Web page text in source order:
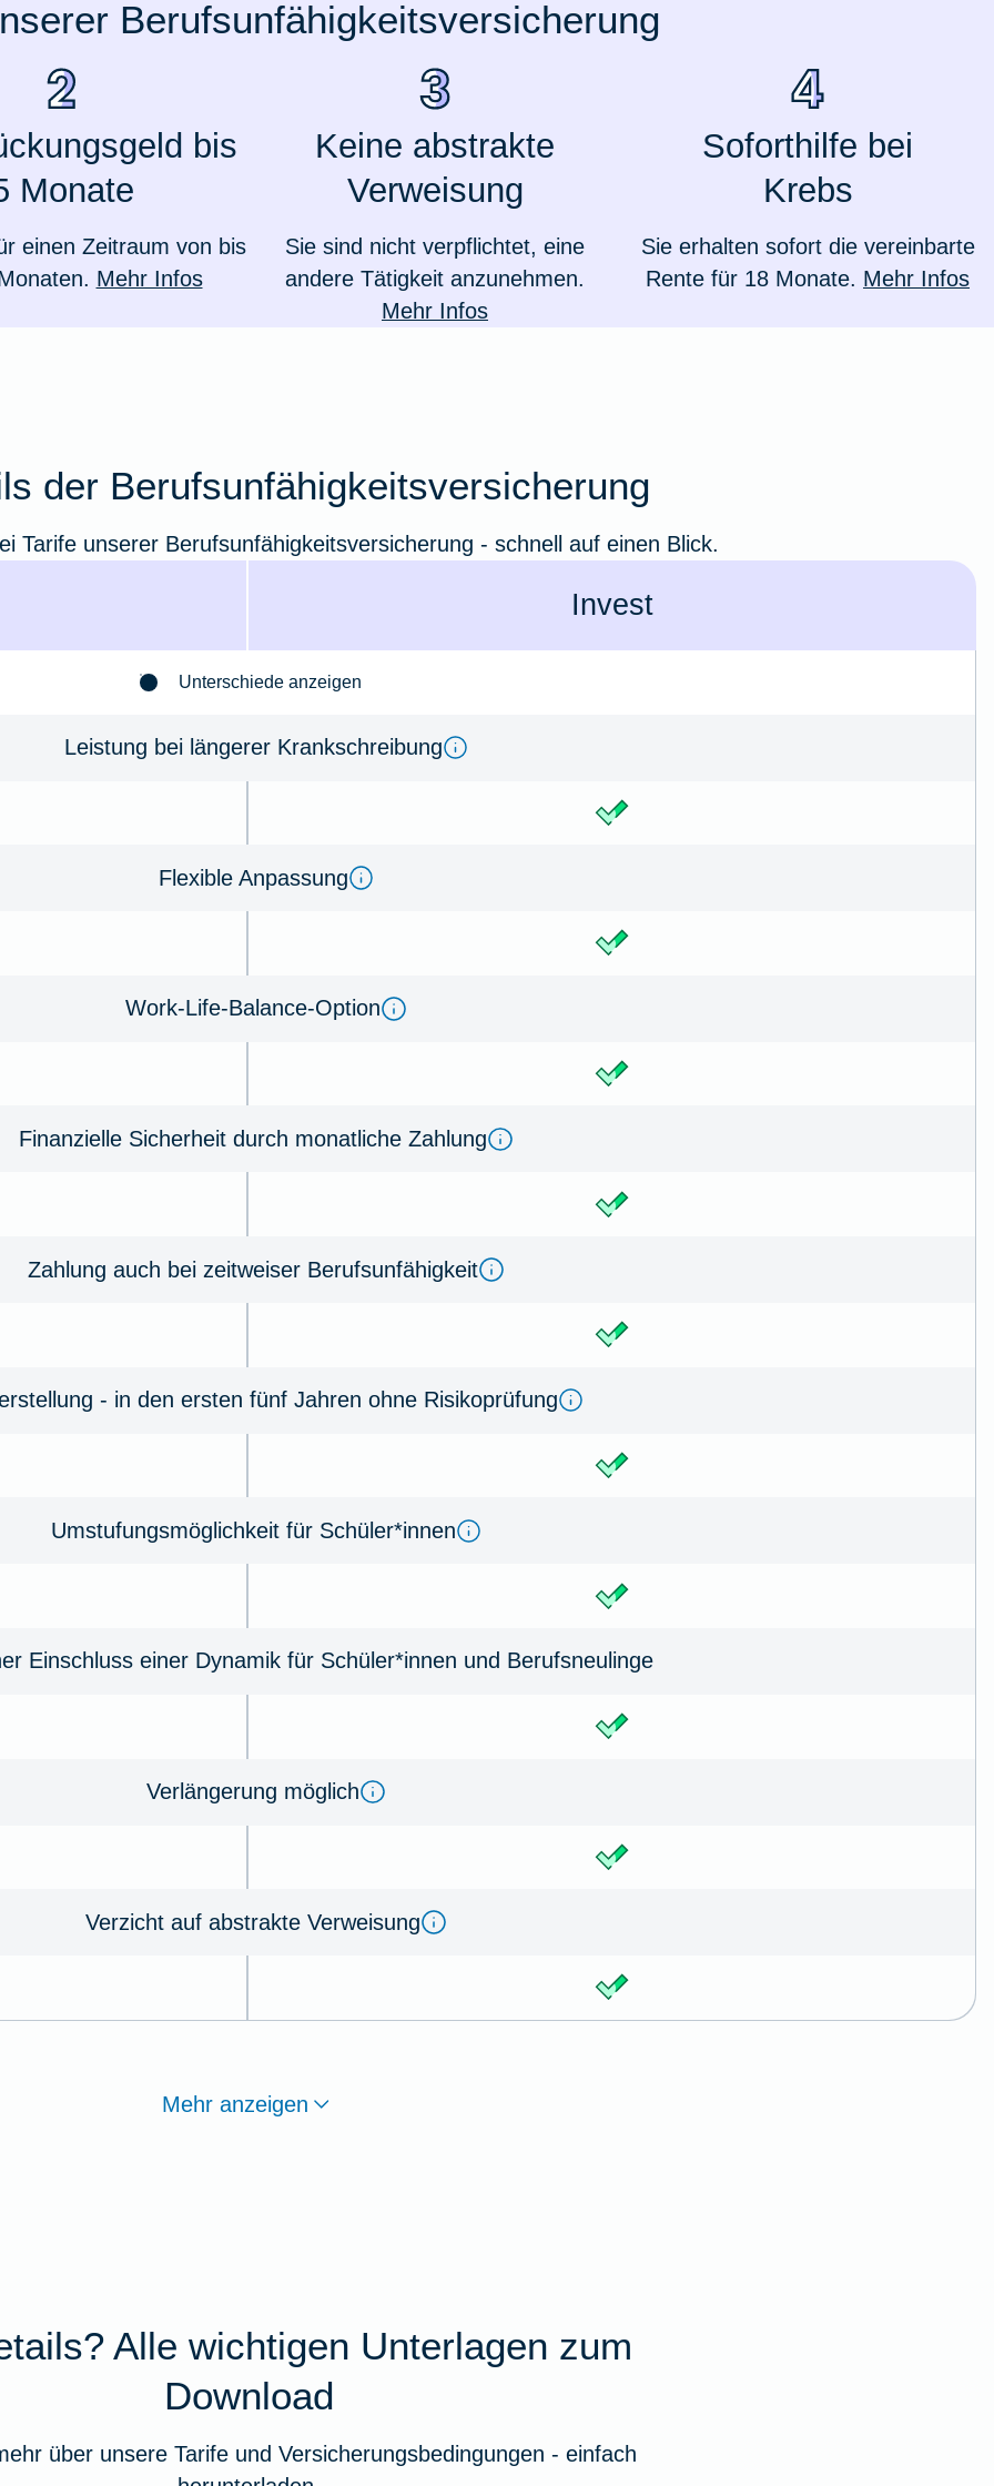
Berufsunfähigkeitsversicherung
bis
Monate
einen Zeitraum von bis
Mehr Infos
Keine abstrakte
Verweisung
Sie sind nicht verpflichtet, eine
andere Tätigkeit anzunehmen.
Mehr Infos
Soforthilfe bei
Krebs
Sie erhalten sofort die vereinbarte
Rente für 18 Monate. Mehr Infos
der Berufsunfähigkeitsversicherung
Tarife unserer Berufsunfähigkeitsversicherung - schnell auf einen Blick.
Invest
Unterschiede anzeigen
Leistung bei längerer Krankschreibung
Flexible Anpassung
Work-Life-Balance-Option
Finanzielle Sicherheit durch monatliche Zahlung
Zahlung auch bei zeitweiser Berufsunfähigkeit
- in den ersten fünf Jahren ohne Risikoprüfung
Umstufungsmöglichkeit für Schüler*innen
Einschluss einer Dynamik für Schüler*innen und Berufsneulinge
Verlängerung möglich
Verzicht auf abstrakte Verweisung
Mehr anzeigen
Alle wichtigen Unterlagen zum
Download
über unsere Tarife und Versicherungsbedingungen - einfach